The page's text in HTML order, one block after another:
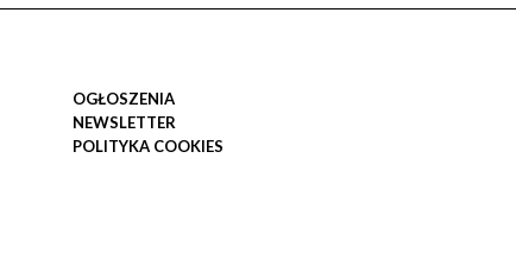
OGŁOSZENIA
NEWSLETTER
POLITYKA COOKIES